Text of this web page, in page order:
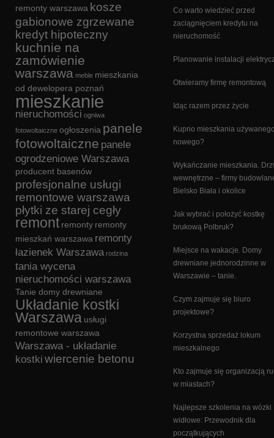
remonty warszawa kosze
gabionowe zgrzewane
kredyt hipoteczny
kuchnie na
zamówienie
warszawa meble mieszkania
od dewelopera poznań
mieszkanie
nieruchomości ogniwa
fotowoltaiczne ogłoszenia panele
fotowoltaiczne panele
ogrodzeniowe Warszawa
producent basenów
profesjonalne usługi
remontowe warszawa
płytki ze starej cegły
remont remonty remonty
mieszkań warszawa remonty
łazienek Warszawa rodzina
tania wycena
nieruchomości warszawa
Tanie domy drewniane
Układanie kostki
Warszawa usługi
remontowe warszawa
Warszawa - układanie
kostki wiercenie betonu
Co warto wiedzieć przed
zaciągnięciem kredytu na
nieruchomość
Planowanie instalacji
Otwieramy firmę remontową
Idąc razem przez życie
Kupno mieszkania
nowego?
Wykańczanie mieszkania.
wewnętrzne – firmy
Bielsko Biała i okolice
Jak wybrać i położyć kostkę
brukową Polbruk?
Miejsce na wakacje. Domy
drewniane jednorodzinne w
Warszawie – tanie.
Czym zajmuje się biuro
projektowe?
Korzystna sprzedaż lokum
mieszkalnego
Kto zajmuje się organizacją
w miastach?
Najlepsze szkolenia na wózki
widłowe: Przewodnik dla
początkujących